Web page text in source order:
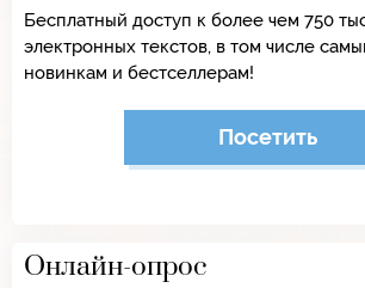
Бесплатный доступ к более чем 750
электронных текстов, в том числе
новинкам и бестселлерам!
Посетить
Онлайн-опрос